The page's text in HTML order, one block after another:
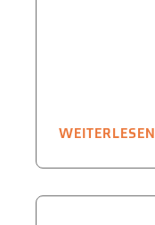
WEITERLESEN